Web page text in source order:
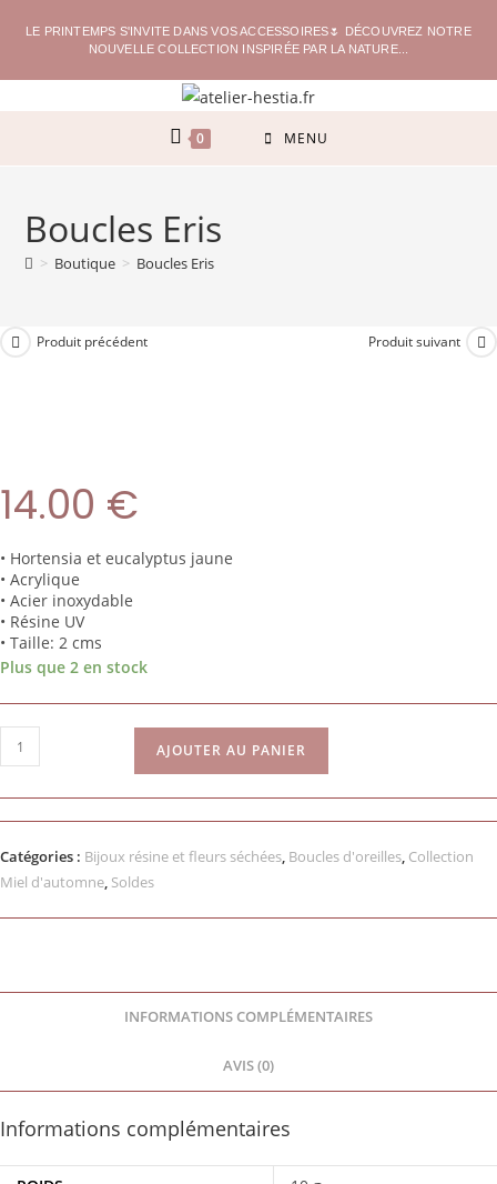
LE PRINTEMPS S'INVITE DANS VOS ACCESSOIRES🌷 DÉCOUVREZ NOTRE
NOUVELLE COLLECTION INSPIRÉE PAR LA NATURE...
0 MENU
Boucles Eris
> Boutique > Boucles Eris
Produit précédent Produit suivant
14.00 €
• Hortensia et eucalyptus jaune
• Acrylique
• Acier inoxydable
• Résine UV
• Taille: 2 cms
Plus que 2 en stock
AJOUTER AU PANIER
Catégories : Bijoux résine et fleurs séchées, Boucles d'oreilles, Collection
Miel d'automne, Soldes
INFORMATIONS COMPLÉMENTAIRES
AVIS (0)
Informations complémentaires